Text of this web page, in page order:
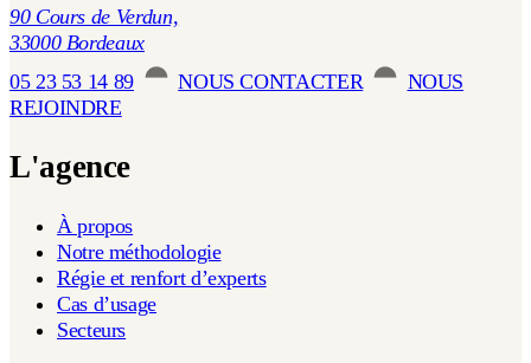
90 Cours de Verdun,
33000 Bordeaux
05 23 53 14 89
NOUS CONTACTER
NOUS
REJOINDRE
L'agence
À propos
Notre méthodologie
Régie et renfort d’experts
Cas d’usage
Secteurs